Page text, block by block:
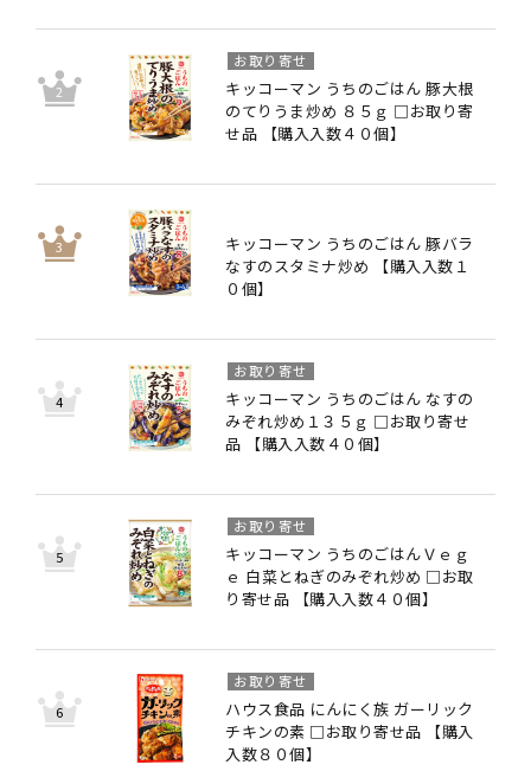
キッコーマン うちのごはん 豚大根
のてりうま炒め ８５ｇ □お取り寄
せ品 【購入入数４０個】
お取り寄せ
キッコーマン うちのごはん 豚バラ
なすのスタミナ炒め 【購入入数１
０個】
キッコーマン うちのごはん なすの
みぞれ炒め１３５ｇ □お取り寄せ
品 【購入入数４０個】
お取り寄せ
キッコーマン うちのごはんＶｅｇ
ｅ 白菜とねぎのみぞれ炒め □お取
り寄せ品 【購入入数４０個】
お取り寄せ
ハウス食品 にんにく族 ガーリック
チキンの素 □お取り寄せ品 【購入
入数８０個】
お取り寄せ